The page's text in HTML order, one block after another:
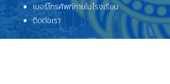
เบอร์โทรศัพท์ภายในโรงเรียน
ติดต่อเรา